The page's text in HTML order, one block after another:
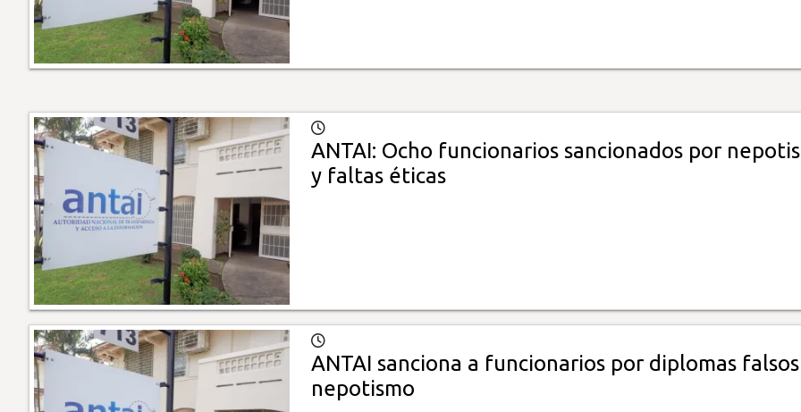
ANTAI: Ocho funcionarios sancionados por
y faltas éticas
ANTAI sanciona a funcionarios por diplomas
nepotismo